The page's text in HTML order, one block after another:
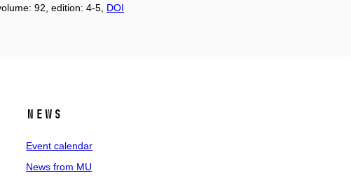
92, edition: 4-5, DOI
News
Event calendar
News from MU